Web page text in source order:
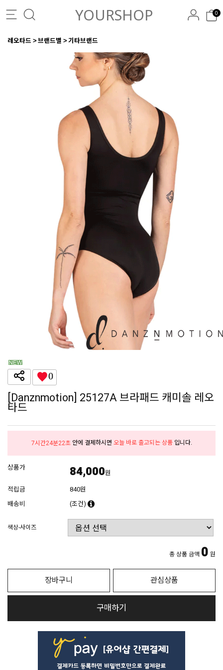
YOURSHOP 0
레오타드 브랜드별 기타브랜드
0
[Danznmotion] 25127A 브라패드 캐미솔 레오
타드
7시간24분21초안에 결제하시면 오늘 바로 출고되는 상품입니다.
상품가 84,000원
적립금
840원
배송비
(조건)
색상-사이즈
총 상품 금액 0 원
장바구니 관심상품
구매하기